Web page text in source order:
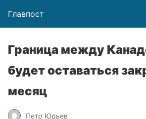
Главпост
Граница между
будет оставаться
месяц
Петр Юрьев